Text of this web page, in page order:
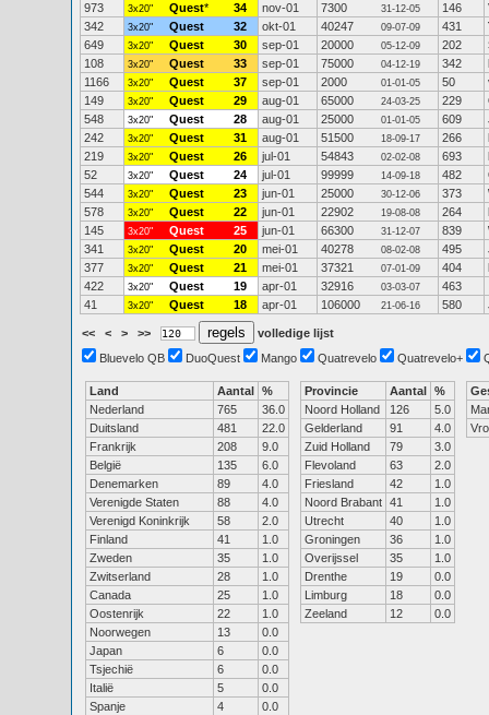
973
3x20" Quest* 34 nov-01 7300 31-12-05 146
342
3x20" Quest 32 okt-01 40247 09-07-09 431
649
3x20" Quest 30 sep-01 20000 05-12-09 202
108
3x20" Quest 33 sep-01 75000 04-12-19 342
1166
3x20" Quest 37 sep-01 2000 01-01-05 50
149
3x20" Quest 29 aug-01 65000 24-03-25 229
548
3x20" Quest 28 aug-01 25000 01-01-05 609
242
3x20" Quest 31 aug-01 51500 18-09-17 266
219
3x20" Quest 26 jul-01 54843 02-02-08 693
52
3x20" Quest 24 jul-01 99999 14-09-18 482
544
3x20" Quest 23 jun-01 25000 30-12-06 373
578
3x20" Quest 22 jun-01 22902 19-08-08 264
145
3x20" Quest 25 jun-01 66300 31-12-07 839
341
3x20" Quest 20 mei-01 40278 08-02-08 495
377
3x20" Quest 21 mei-01 37321 07-01-09 404
422
3x20" Quest 19 apr-01 32916 03-03-07
463
41
3x20" Quest 18 apr-01 106000 21-06-16 580
<< < > >>
volledige lijst
Bluevelo QB
DuoQuest Mango Quatrevelo Quatrevelo+
Land Aantal %
Nederland
765
36.0
Duitsland
481
22.0
Frankrijk
208
9.0
België
135
6.0
Denemarken
89
4.0
Verenigde Staten
88
4.0
Verenigd Koninkrijk
58
2.0
Finland
41
1.0
Zweden
35
1.0
Zwitserland
28
1.0
Canada
25
1.0
Oostenrijk
22
1.0
Noorwegen
13
0.0
Japan
6
0.0
Tsjechië
6
0.0
Italië
5
0.0
Spanje
4
0.0
Provincie Aantal %
Noord Holland
126
5.0
Gelderland
91
4.0
Zuid Holland
79
3.0
Flevoland
63
2.0
Friesland
42
1.0
Noord Brabant 41
1.0
Utrecht
40
1.0
Groningen
36
1.0
Overijssel
35
1.0
Drenthe
19
0.0
Limburg
18
0.0
Zeeland
12 0.0